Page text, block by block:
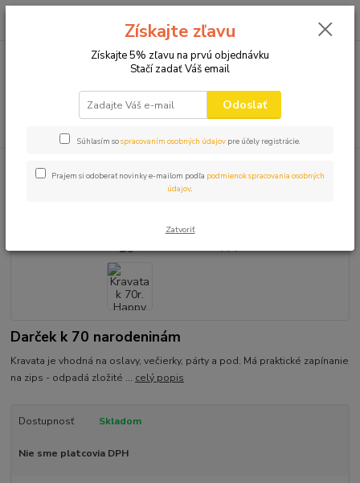
0,00 EUR
Kravata k 70r. Happy
Darček k 70 narodeninám
Kravata je vhodná na oslavy, večierky, párty a pod. Má praktické zapínanie
na zips - odpadá zložité ... celý popis
Dostupnosť Skladom
Nie sme platcovia DPH
Získajte zľavu
Získajte 5% zľavu na prvú objednávku
Stačí zadať Váš email
Odoslať
Súhlasím sospracovaním osobných údajov pre účely registrácie.
Prajem si odoberať novinky e-mailom podľa podmienok spracovania osobných
údajov.
Zatvoriť